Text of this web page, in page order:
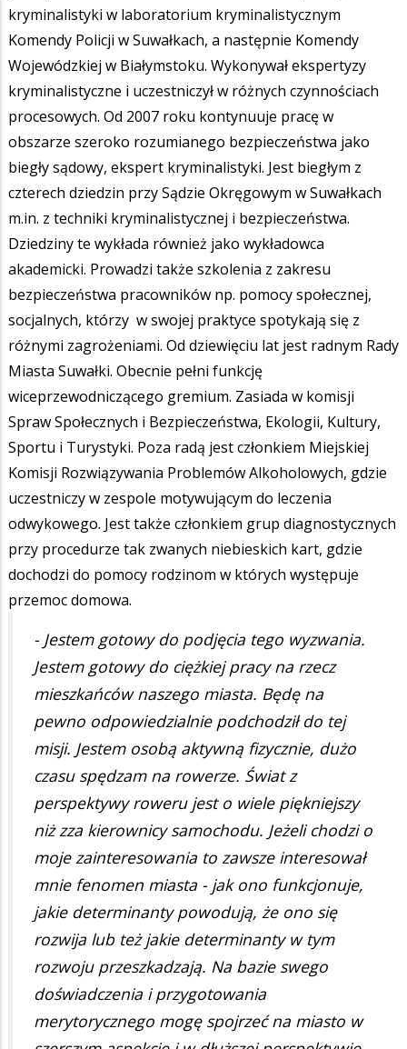
kryminalistyki w laboratorium kryminalistycznym
Komendy Policji w Suwałkach, a następnie Komendy
Wojewódzkiej w Białymstoku. Wykonywał ekspertyzy
kryminalistyczne i uczestniczył w różnych czynnościach
procesowych. Od 2007 roku kontynuuje pracę w
obszarze szeroko rozumianego bezpieczeństwa jako
biegły sądowy, ekspert kryminalistyki. Jest biegłym z
czterech dziedzin przy Sądzie Okręgowym w Suwałkach
m.in. z techniki kryminalistycznej i bezpieczeństwa.
Dziedziny te wykłada również jako wykładowca
akademicki. Prowadzi także szkolenia z zakresu
bezpieczeństwa pracowników np. pomocy społecznej,
socjalnych, którzy w swojej praktyce spotykają się z
różnymi zagrożeniami. Od dziewięciu lat jest radnym Rady
Miasta Suwałki. Obecnie pełni funkcję
wiceprzewodniczącego gremium. Zasiada w komisji
Spraw Społecznych i Bezpieczeństwa, Ekologii, Kultury,
Sportu i Turystyki. Poza radą jest członkiem Miejskiej
Komisji Rozwiązywania Problemów Alkoholowych, gdzie
uczestniczy w zespole motywującym do leczenia
odwykowego. Jest także członkiem grup diagnostycznych
przy procedurze tak zwanych niebieskich kart, gdzie
dochodzi do pomocy rodzinom w których występuje
przemoc domowa.
- Jestem gotowy do podjęcia tego wyzwania.
Jestem gotowy do ciężkiej pracy na rzecz
mieszkańców naszego miasta. Będę na
pewno odpowiedzialnie podchodził do tej
misji. Jestem osobą aktywną fizycznie, dużo
czasu spędzam na rowerze. Świat z
perspektywy roweru jest o wiele piękniejszy
niż zza kierownicy samochodu. Jeżeli chodzi o
moje zainteresowania to zawsze interesował
mnie fenomen miasta - jak ono funkcjonuje,
jakie determinanty powodują, że ono się
rozwija lub też jakie determinanty w tym
rozwoju przeszkadzają. Na bazie swego
doświadczenia i przygotowania
merytorycznego mogę spojrzeć na miasto w